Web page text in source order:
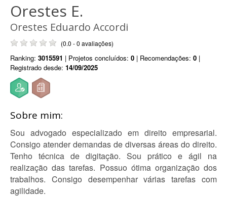
Orestes E.
Orestes Eduardo Accordi
(0.0 - 0 avaliações)
Ranking: 3015591 | Projetos concluídos: 0 | Recomendações: 0 |
Registrado desde: 14/09/2025
Sobre mim:
Sou advogado especializado em direito empresarial.
Consigo atender demandas de diversas áreas do direito.
Tenho técnica de digitação. Sou prático e ágil na
realização das tarefas. Possuo ótima organização dos
trabalhos. Consigo desempenhar várias tarefas com
agilidade.